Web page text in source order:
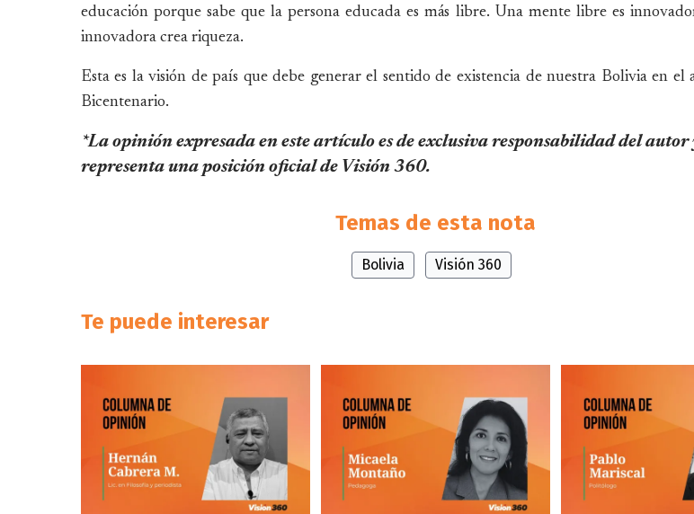
educación porque sabe que la persona educada es más libre. Una mente libre es
innovadora crea riqueza.
Esta es la visión de país que debe generar el sentido de existencia de nuestra Bolivia en el
Bicentenario.
*La opinión expresada en este artículo es de exclusiva responsabilidad del autor
representa una posición oficial de Visión 360.
Temas de esta nota
Bolivia Visión 360
Te puede interesar